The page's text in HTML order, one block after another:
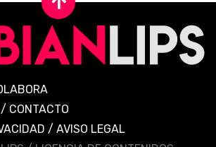
/ CONTACTO
/ AVISO LEGAL